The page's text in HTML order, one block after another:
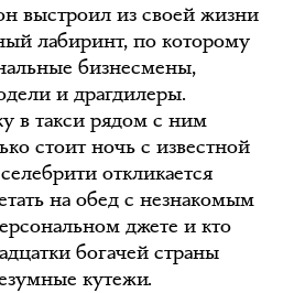
выстроил из своей жизни
лабиринт, по которому
бизнесмены,
и драгдилеры.
в такси рядом с ним
стоит ночь с известной
откликается
на обед с незнакомым
джете и кто
богачей страны
кутежи.